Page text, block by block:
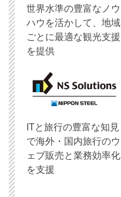
世界水準の豊富なノウ
ハウを活かして、地域
ごとに最適な観光支援
を提供
ITと旅行の豊富な知見
で海外・国内旅行のウ
ェブ販売と業務効率化
を支援